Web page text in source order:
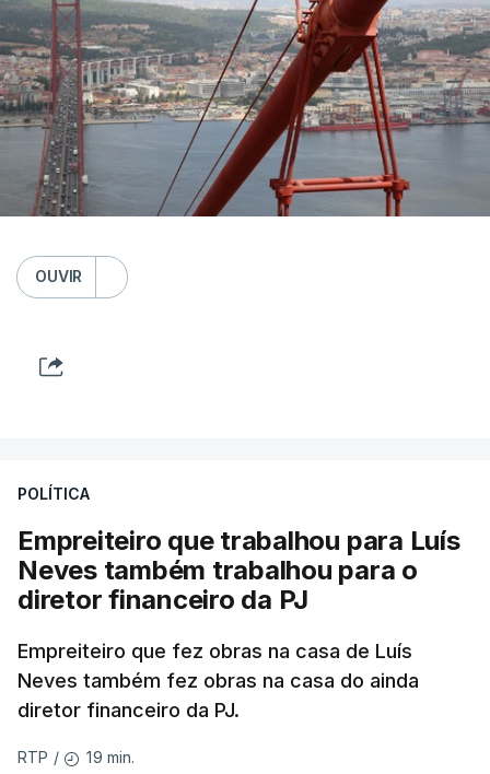
OUVIR
POLÍTICA
Empreiteiro que trabalhou para Luís
Neves também trabalhou para o
diretor financeiro da PJ
Empreiteiro que fez obras na casa de Luís
Neves também fez obras na casa do ainda
diretor financeiro da PJ.
RTP / 19 min.